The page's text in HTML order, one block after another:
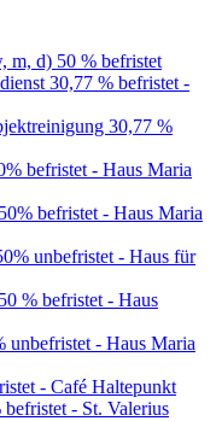
m, d) 50 % befristet
30,77 % befristet -
30,77 %
befristet - Haus Maria
befristet - Haus Maria
unbefristet - Haus für
% befristet - Haus
unbefristet - Haus Maria
- Café Haltepunkt
- St. Valerius